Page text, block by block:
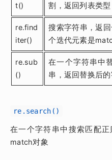
t()
割，返回列表类型
re.find
iter()
搜索字符串，返
个迭代元素是
re.sub
()
在一个字符串中
串，返回替换后的
re.search()
在一个字符串中搜索匹配
match对象